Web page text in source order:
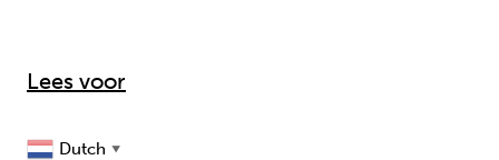
Lees voor
Dutch ▼